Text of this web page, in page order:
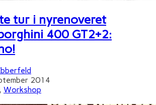
tur i nyrenoveret
400 GT2+2:
2014
, Workshop